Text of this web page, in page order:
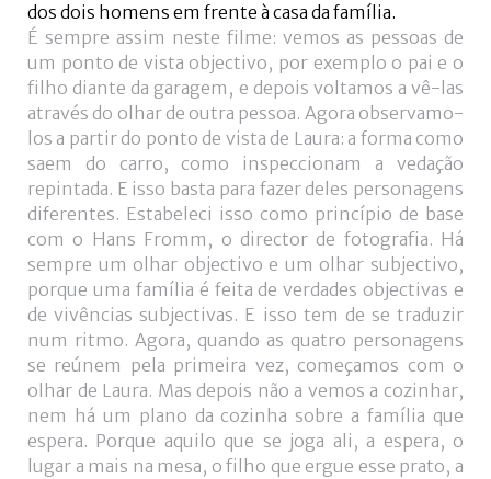
dos dois homens em frente à casa da família.
É sempre assim neste filme: vemos as pessoas de
um ponto de vista objectivo, por exemplo o pai e o
filho diante da garagem, e depois voltamos a vê-las
através do olhar de outra pessoa. Agora observamo-
los a partir do ponto de vista de Laura: a forma como
saem do carro, como inspeccionam a vedação
repintada. E isso basta para fazer deles personagens
diferentes. Estabeleci isso como princípio de base
com o Hans Fromm, o director de fotografia. Há
sempre um olhar objectivo e um olhar subjectivo,
porque uma família é feita de verdades objectivas e
de vivências subjectivas. E isso tem de se traduzir
num ritmo. Agora, quando as quatro personagens
se reúnem pela primeira vez, começamos com o
olhar de Laura. Mas depois não a vemos a cozinhar,
nem há um plano da cozinha sobre a família que
espera. Porque aquilo que se joga ali, a espera, o
lugar a mais na mesa, o filho que ergue esse prato, a